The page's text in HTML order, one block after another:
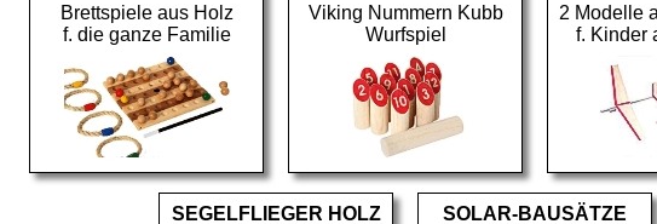
Brettspiele aus Holz
f. die ganze Familie
Viking Nummern Kubb
Wurfspiel
2 Modelle
f. Kinder
SEGELFLIEGER HOLZ
SOLAR-BAUSÄTZE